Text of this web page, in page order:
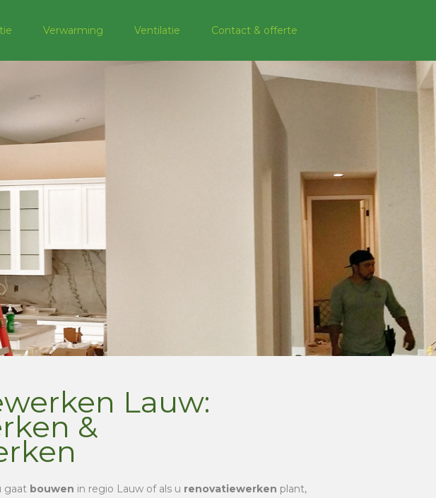
Verwarming Ventilatie Contact & offerte
Lauw:
&
gaat bouwen in regio Lauw of als u renovatiewerken plant,